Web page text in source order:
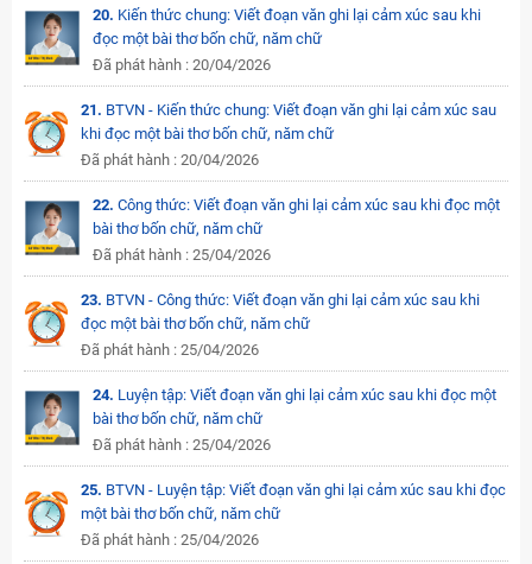
20. Kiến thức chung: Viết đoạn văn ghi lại cảm xúc sau khi
đọc một bài thơ bốn chữ, năm chữ
Đã phát hành : 20/04/2026
21. BTVN - Kiến thức chung: Viết đoạn văn ghi lại cảm xúc sau
khi đọc một bài thơ bốn chữ, năm chữ
Đã phát hành : 20/04/2026
22. Công thức: Viết đoạn văn ghi lại cảm xúc sau khi đọc một
bài thơ bốn chữ, năm chữ
Đã phát hành : 25/04/2026
23. BTVN - Công thức: Viết đoạn văn ghi lại cảm xúc sau khi
đọc một bài thơ bốn chữ, năm chữ
Đã phát hành : 25/04/2026
24. Luyện tập: Viết đoạn văn ghi lại cảm xúc sau khi đọc một
bài thơ bốn chữ, năm chữ
Đã phát hành : 25/04/2026
25. BTVN - Luyện tập: Viết đoạn văn ghi lại cảm xúc sau khi đọc
một bài thơ bốn chữ, năm chữ
Đã phát hành : 25/04/2026